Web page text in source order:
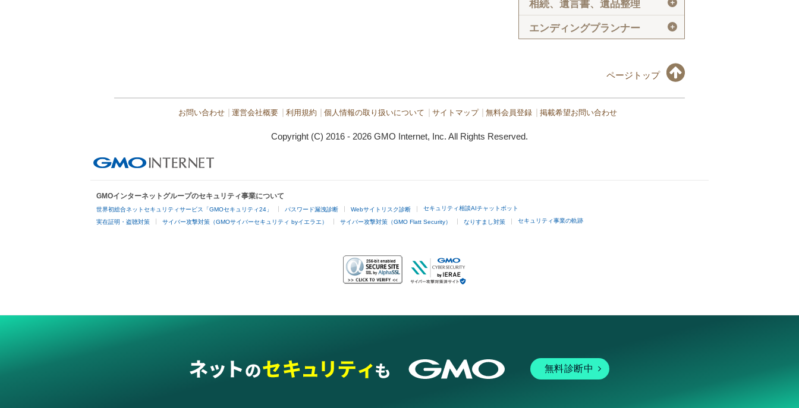
相続、遺言書、遺品整理 ＋
エンディングプランナー ＋
ページトップ
お問い合わせ 運営会社概要 利用規約 個人情報の取り扱いについて サイトマップ 無料会員登録 掲載希望お問い合わせ
Copyright (C) 2016 - 2026 GMO Internet, Inc. All Rights Reserved.
GMOインターネットグループのセキュリティ事業について
世界初総合ネットセキュリティサービス「GMOセキュリティ24」 パスワード漏洩診断 Webサイトリスク診断 セキュリティ相談AIチャットボット
実在証明・盗聴対策 サイバー攻撃対策（GMOサイバーセキュリティ byイエラエ） サイバー攻撃対策（GMO Flatt Security） なりすまし対策 セキュリティ事業の軌跡
無料診断中